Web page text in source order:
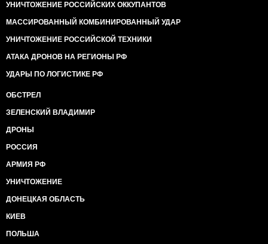
УНИЧТОЖЕНИЕ РОССИЙСКИХ ОККУПАНТОВ
МАССИРОВАННЫЙ КОМБИНИРОВАННЫЙ УДАР
УНИЧТОЖЕНИЕ РОССИЙСКОЙ ТЕХНИКИ
АТАКА ДРОНОВ НА РЕГИОНЫ РФ
УДАРЫ ПО ЛОГИСТИКЕ РФ
ОБСТРЕЛ
ЗЕЛЕНСКИЙ ВЛАДИМИР
ДРОНЫ
РОССИЯ
АРМИЯ РФ
УНИЧТОЖЕНИЕ
ДОНЕЦКАЯ ОБЛАСТЬ
КИЕВ
ПОЛЬША